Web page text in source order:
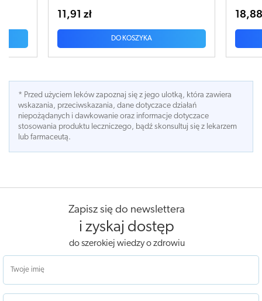
* Przed użyciem leków zapoznaj się z jego ulotką, która zawiera
wskazania, przeciwskazania, dane dotyczace działań
niepożądanych i dawkowanie oraz informacje dotyczace
stosowania produktu leczniczego, bądź skonsultuj się z lekarzem
lub farmaceutą.
Zapisz się do newslettera
i zyskaj dostęp
do szerokiej wiedzy o zdrowiu